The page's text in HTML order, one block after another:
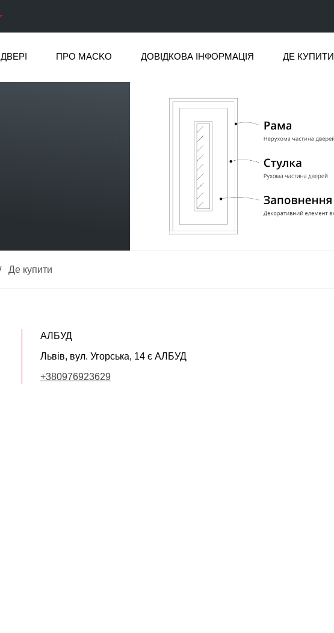
ДВЕРІ ПРО MACKO ДОВІДКОВА ІНФОРМАЦІЯ ДЕ КУПИТИ
Де купити
АЛБУД
Львів, вул. Угорська, 14 є АЛБУД
+380976923629